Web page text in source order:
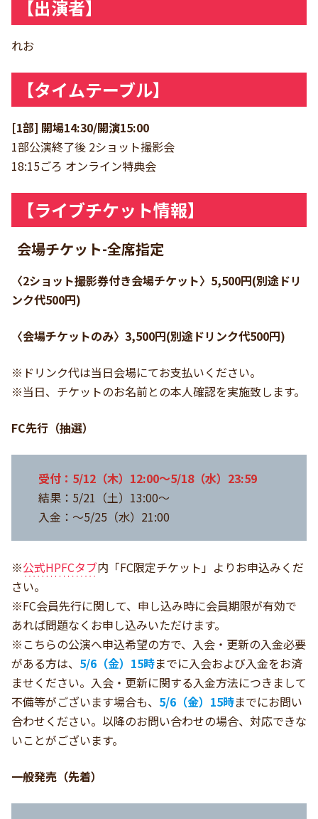
【出演者】
れお
【タイムテーブル】
[1部] 開場14:30/開演15:00
1部公演終了後 2ショット撮影会
18:15ごろ オンライン特典会
【ライブチケット情報】
会場チケット-全席指定
〈2ショット撮影券付き会場チケット〉5,500円(別途ドリ
ンク代500円)
〈会場チケットのみ〉3,500円(別途ドリンク代500円)
※ドリンク代は当日会場にてお支払いください。
※当日、チケットのお名前との本人確認を実施致します。
FC先行（抽選）
受付：5/12（木）12:00～5/18（水）23:59
結果：5/21（土）13:00～
入金：～5/25（水）21:00
※公式HPFCタブ内「FC限定チケット」よりお申込みくだ
さい。
※FC会員先行に関して、申し込み時に会員期限が有効で
あれば問題なくお申し込みいただけます。
※こちらの公演へ申込希望の方で、入会・更新の入金必要
がある方は、 5/6（金）15時までに入会および入金をお済
ませください。入会・更新に関する入金方法につきまして
不備等がございます場合も、 5/6（金）15時までにお問い
合わせください。以降のお問い合わせの場合、対応できな
いことがございます。
一般発売（先着）